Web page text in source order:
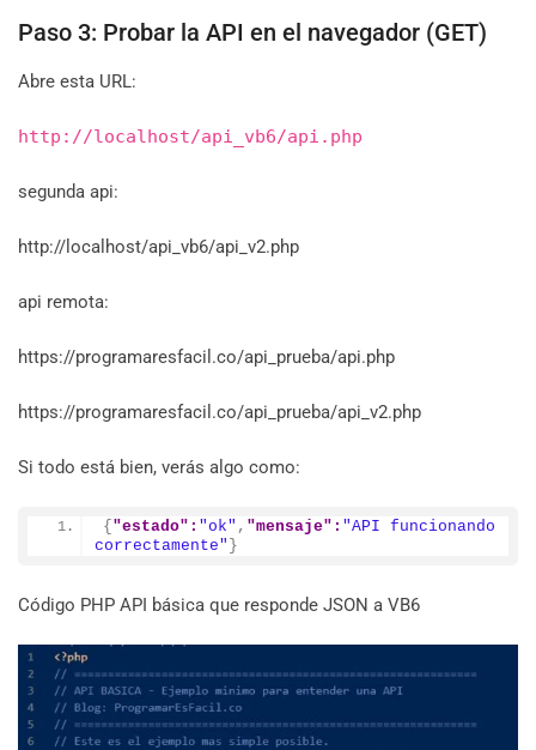
Paso 3: Probar la API en el navegador (GET)
Abre esta URL:
http://localhost/api_vb6/api.php
segunda api:
http://localhost/api_vb6/api_v2.php
api remota:
https://programaresfacil.co/api_prueba/api.php
https://programaresfacil.co/api_prueba/api_v2.php
Si todo está bien, verás algo como:
{ "estado": "ok" , "mensaje": "API funcionando
correctamente" }
Código PHP API básica que responde JSON a VB6